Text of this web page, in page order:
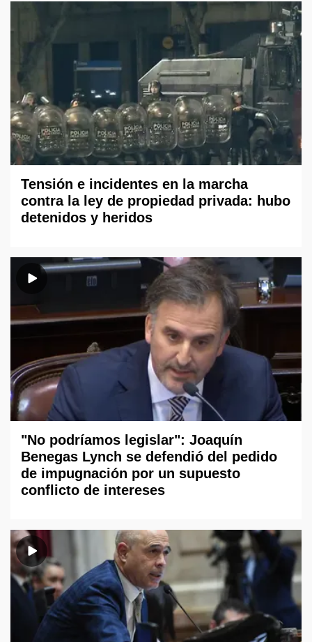
Tensión e incidentes en la marcha
contra la ley de propiedad privada: hubo
detenidos y heridos
"No podríamos legislar": Joaquín
Benegas Lynch se defendió del pedido
de impugnación por un supuesto
conflicto de intereses